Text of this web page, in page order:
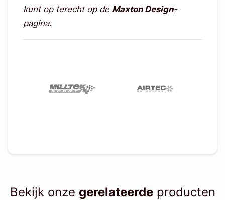
kunt op terecht op de Maxton Design-
pagina.
Bekijk onze gerelateerdeproducten